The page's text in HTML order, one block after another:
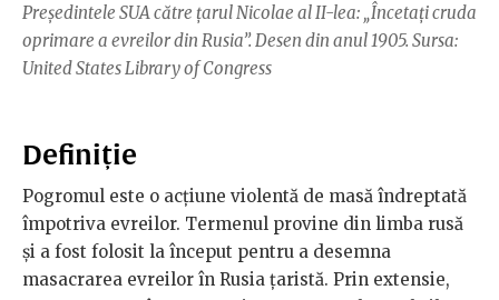
Președintele SUA către țarul Nicolae al II-lea: „Încetați cruda
oprimare a evreilor din Rusia”. Desen din anul 1905. Sursa:
United States Library of Congress
Definiție
Pogromul este o acțiune violentă de masă îndreptată
împotriva evreilor. Termenul provine din limba rusă
și a fost folosit la început pentru a desemna
masacrarea evreilor în Rusia țaristă. Prin extensie,